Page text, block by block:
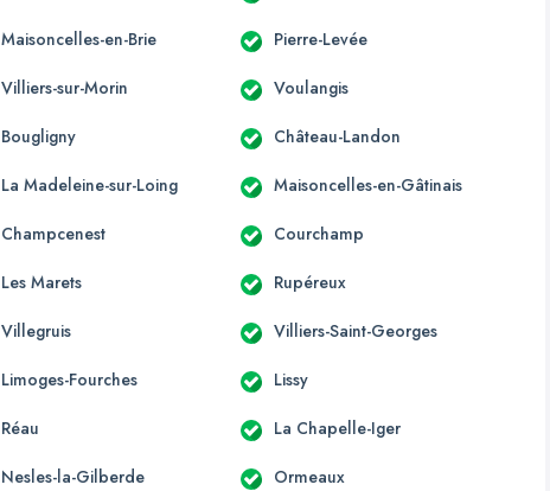
Maisoncelles-en-Brie Pierre-Levée
Villiers-sur-Morin Voulangis
Bougligny Château-Landon
La Madeleine-sur-Loing Maisoncelles-en-Gâtinais
Champcenest Courchamp
Les Marets Rupéreux
Villegruis Villiers-Saint-Georges
Limoges-Fourches Lissy
Réau La Chapelle-Iger
Nesles-la-Gilberde Ormeaux